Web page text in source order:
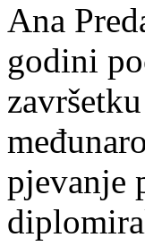
Ana
godini
pjevanje